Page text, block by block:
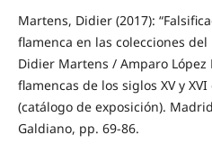
Martens, Didier (2017):
flamenca en las colecciones del
Didier Martens / Amparo López
flamencas de los siglos XV y
(catálogo de exposición).
Galdiano, pp. 69-86.